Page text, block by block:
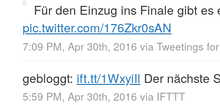
Für den Einzug ins Finale gibt
pic.twitter.com/176Zkr0sAN
7:09 PM, Apr 30th, 2016 via Tweetings
gebloggt: ift.tt/1WxyiIl Der nächste
5:59 PM, Apr 30th, 2016 via IFTTT